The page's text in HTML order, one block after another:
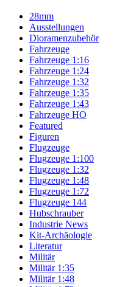
28mm
Ausstellungen
Dioramenzubehör
Fahrzeuge
Fahrzeuge 1:16
Fahrzeuge 1:24
Fahrzeuge 1:32
Fahrzeuge 1:35
Fahrzeuge 1:43
Fahrzeuge HO
Featured
Figuren
Flugzeuge
Flugzeuge 1:100
Flugzeuge 1:32
Flugzeuge 1:48
Flugzeuge 1:72
Flugzeuge 144
Hubschrauber
Industrie News
Kit-Archäologie
Literatur
Militär
Militär 1:35
Militär 1:48